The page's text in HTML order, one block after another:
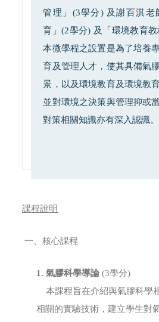
管理」(3學分) 及謝百淇老
育」(2學分) 及「環境教育教
本微學程之設置是為了培養
育及管理人才，使其具備氣
景，以及環境教育及環境教
並對環境之決策與管理抑或
對策相關知識亦有深入認識。
課程說明
一、核心課程
1.氣膠科學導論 (3學分)
本課程旨在介紹與氣膠科學
相關的實驗技術，建立學生對